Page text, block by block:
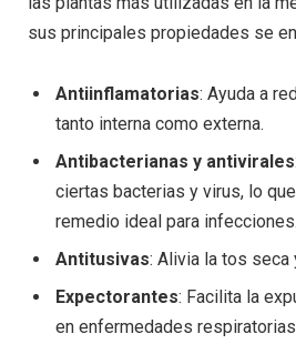
sus principales propiedades se
Antiinflamatorias: Ayuda a
tanto interna como externa.
Antibacterianas y antivirales
ciertas bacterias y virus, lo
remedio ideal para infecciones.
Antitusivas: Alivia la tos seca
Expectorantes: Facilita la
en enfermedades